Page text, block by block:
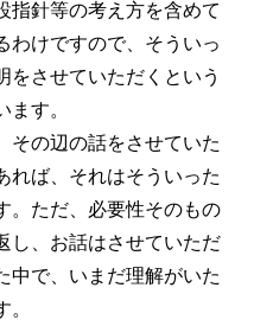
指針等の考え方を含めて
わけですので、そういっ
をさせていただくという
す。
の辺の話をさせていた
れば、それはそういった
。ただ、必要性そのもの
し、お話はさせていただ
中で、いまだ理解がいた